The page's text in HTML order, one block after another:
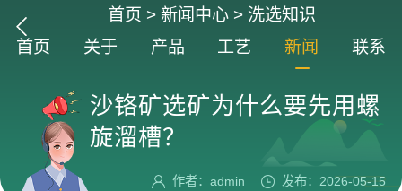
首页 > 新闻中心> 洗选知识
首页
关于 产品 工艺 新闻 联系
沙铬矿选矿为什么要先用螺
旋溜槽？
作者：admin 发布：2026-05-15